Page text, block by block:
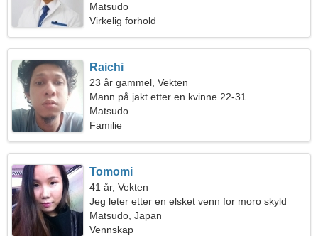
Matsudo
Virkelig forhold
Raichi
23 år gammel, Vekten
Mann på jakt etter en kvinne 22-31
Matsudo
Familie
Tomomi
41 år, Vekten
Jeg leter etter en elsket venn for moro skyld
Matsudo, Japan
Vennskap